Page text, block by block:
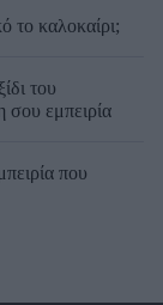
το καλοκαίρι;
του
σου εμπειρία
που